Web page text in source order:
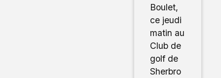
Boulet,
ce jeudi
matin au
Club de
golf de
Sherbro